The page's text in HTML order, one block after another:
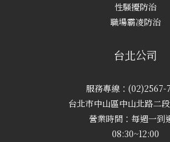
性騷擾防治
職場霸凌防治
台北公司
服務專線：(02)2567-
台北市中山區中山北路二
營業時間：每週一到
08:30~12:00